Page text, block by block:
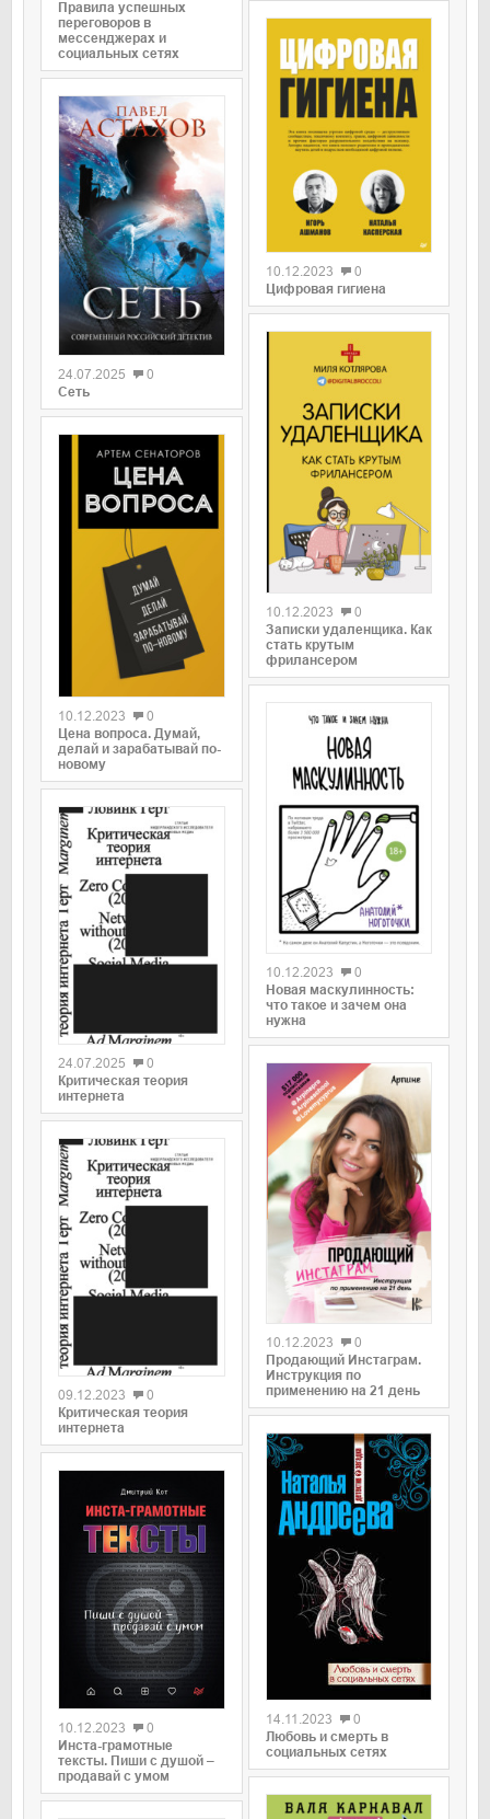
Правила успешных
переговоров в
мессенджерах и
социальных сетях
24.07.2025
0
Сеть
10.12.2023
0
Цена вопроса. Думай,
делай и зарабатывай по-
новому
0
24.07.2025
0
Критическая теория
интернета
0
09.12.2023
0
Критическая теория
интернета
10.12.2023
0
Инста-грамотные
тексты. Пиши с душой –
продавай с умом
10.12.2023
0
Цифровая гигиена
10.12.2023
0
Записки удаленщика. Как
стать крутым
фрилансером
10.12.2023
0
Новая маскулинность:
что такое и зачем она
нужна
10.12.2023
0
Продающий Инстаграм.
Инструкция по
применению на 21 день
14.11.2023
0
Любовь и смерть в
социальных сетях